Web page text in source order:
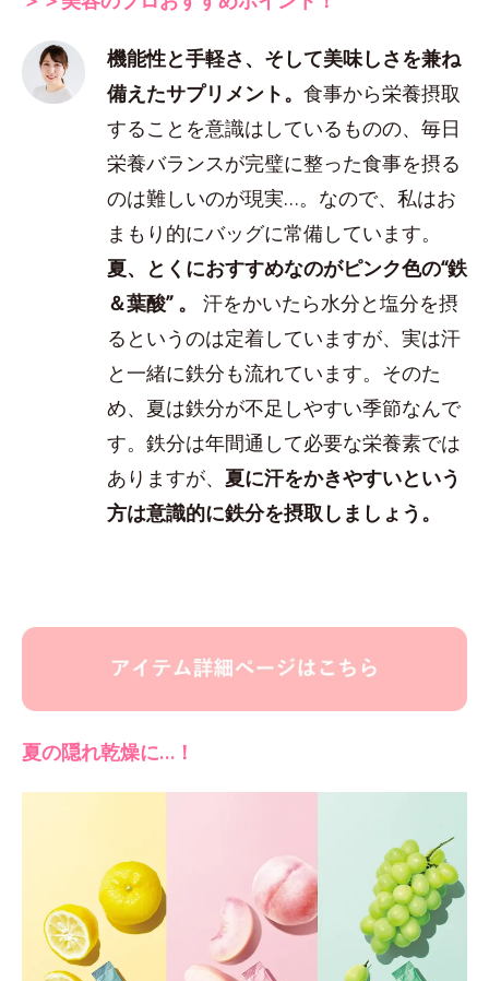
機能性と手軽さ、そして美味しさを兼ね
備えたサプリメント。食事から栄養摂取
することを意識はしているものの、毎日
栄養バランスが完璧に整った食事を摂る
のは難しいのが現実…。なので、私はお
まもり的にバッグに常備しています。
夏、とくにおすすめなのがピンク色の“鉄
＆葉酸” 。汗をかいたら水分と塩分を摂
るというのは定着していますが、実は汗
と一緒に鉄分も流れています。そのた
め、夏は鉄分が不足しやすい季節なんで
す。鉄分は年間通して必要な栄養素では
ありますが、 夏に汗をかきやすいという
方は意識的に鉄分を摂取しましょう。
夏の隠れ乾燥に…！